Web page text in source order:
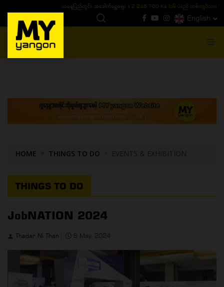
ယနေ့ပြည်တွင်း ၁၅ ပဲရည်ရွှေဈေး :3,770,000 - ပြင်ပပေါက်စျေး (၁၆ ပဲရည် တစ်ကျပ်
English
MENU
HOME THINGS TO DO EVENTS & EXHIBITION
THINGS TO DO
JobNATION 2024
Thadar Ni Than 9 May, 2024